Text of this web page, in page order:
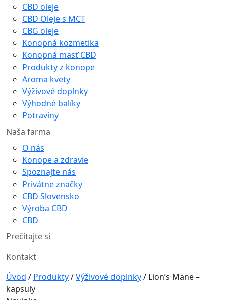
CBD oleje
CBD Oleje s MCT
CBG oleje
Konopná kozmetika
Konopná masť CBD
Produkty z konope
Aroma kvety
Výživové doplnky
Výhodné balíky
Potraviny
Naša farma
O nás
Konope a zdravie
Spoznajte nás
Privátne značky
CBD Slovensko
Výroba CBD
CBD
Prečítajte si
Kontakt
Úvod / Produkty/Výživové doplnky/ Lion’s Mane –
kapsuly